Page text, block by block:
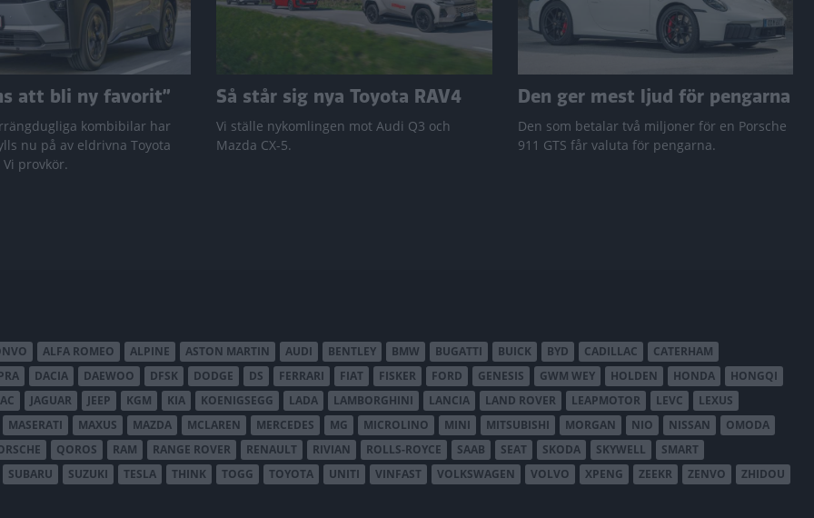
att bli ny favorit”
kombibilar har
nu på av eldrivna Toyota
provkör.
Så står sig nya Toyota RAV4
Vi ställe nykomlingen mot Audi Q3 och
Mazda CX-5.
Den ger mest ljud för pengarna
Den som betalar två miljoner för en Porsche
911 GTS får valuta för pengarna.
ALFA ROMEO ALPINE ASTON MARTIN AUDI BENTLEY BMW BUGATTI BUICK BYD CADILLAC
CATERHAM
DACIA DAEWOO DFSK DODGE DS FERRARI FIAT FISKER FORD GENESIS GWM WEY HOLDEN HONDA
HONGQI
JAGUAR JEEP KGM KIA KOENIGSEGG LADA LAMBORGHINI LANCIA LAND ROVER LEAPMOTOR LEVC
LEXUS
MASERATI MAXUS MAZDA MCLAREN MERCEDES MG MICROLINO MINI MITSUBISHI MORGAN NIO NISSAN
OMODA
QOROS RAM RANGE ROVER RENAULT RIVIAN ROLLS-ROYCE SAAB SEAT SKODA SKYWELL
SMART
SUBARU SUZUKI TESLA THINK TOGG TOYOTA UNITI VINFAST VOLKSWAGEN VOLVO XPENG ZEEKR ZENVO ZHIDOU